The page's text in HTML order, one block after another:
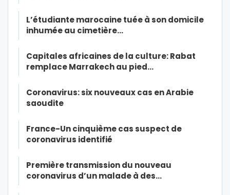
L’étudiante marocaine tuée à son domicile
inhumée au cimetière…
Capitales africaines de la culture: Rabat
remplace Marrakech au pied…
Coronavirus: six nouveaux cas en Arabie
saoudite
France-Un cinquième cas suspect de
coronavirus identifié
Première transmission du nouveau
coronavirus d’un malade à des…